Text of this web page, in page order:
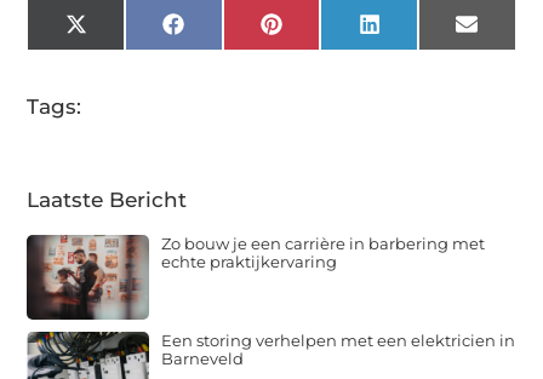
X
(Twitter)
FacebookPinterestLinkedInEmail
Tags:
Laatste Bericht
Zo bouw je een carrière in barbering met
echte praktijkervaring
Een storing verhelpen met een elektricien in
Barneveld